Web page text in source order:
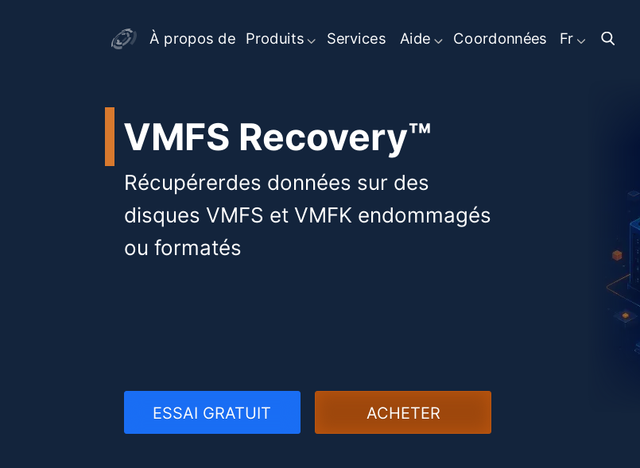
À propos de Produits Services Aide Coordonnées Fr
VMFS Recovery™
Récupérerdes données sur des
disques VMFS et VMFK endommagés
ou formatés
ESSAI GRATUIT ACHETER